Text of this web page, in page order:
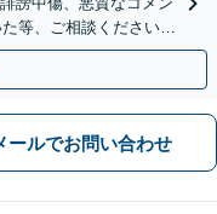
等、ご相談ください
4分】
ールでお問い合わせ